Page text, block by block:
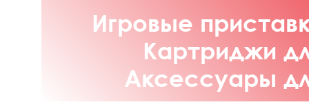
Игровые
Картриджи
Аксессуары